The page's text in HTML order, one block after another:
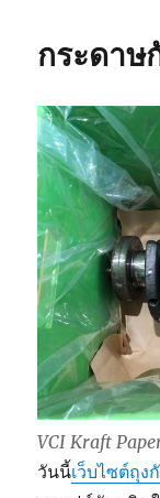
กระดาษ
VCI Kraft
วันนี้เว็บไซต์ถุ